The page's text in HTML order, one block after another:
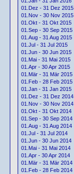
01.Dez - 31 Dez 2015
01.Nov - 30 Nov 2015
01.Okt - 31 Okt 2015
01.Sep - 30 Sep 2015
01.Aug - 31 Aug 2015
01.Jul - 31 Jul 2015
01.Jun - 30 Jun 2015
01.Mai - 31 Mai 2015
01.Apr - 30 Apr 2015
01.Mär - 31 Mär 2015
01.Feb - 28 Feb 2015
01.Jan - 31 Jan 2015
01.Dez - 31 Dez 2014
01.Nov - 30 Nov 2014
01.Okt - 31 Okt 2014
01.Sep - 30 Sep 2014
01.Aug - 31 Aug 2014
01.Jul - 31 Jul 2014
01.Jun - 30 Jun 2014
01.Mai - 31 Mai 2014
01.Apr - 30 Apr 2014
01.Mär - 31 Mär 2014
01.Feb - 28 Feb 2014